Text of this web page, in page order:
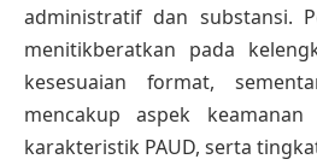
administratif dan substansi.
menitikberatkan pada
kesesuaian format,
mencakup aspek keamanan
karakteristik PAUD, serta